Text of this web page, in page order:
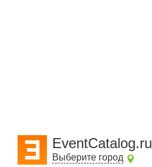
EventCatalog.ru
Выберите город